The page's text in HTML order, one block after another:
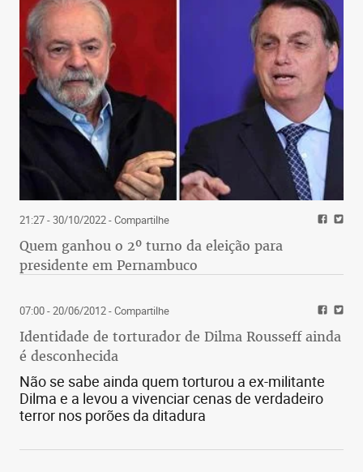
21:27 - 30/10/2022- Compartilhe
Quem ganhou o 2º turno da eleição para
presidente em Pernambuco
07:00 - 20/06/2012- Compartilhe
Identidade de torturador de Dilma Rousseff ainda
é desconhecida
Não se sabe ainda quem torturou a ex-militante
Dilma e a levou a vivenciar cenas de verdadeiro
terror nos porões da ditadura